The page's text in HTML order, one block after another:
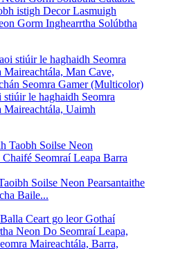
Gorm Inghearrtha Solúbtha
le haghaidh Seomra
Maireachtála, Uaimh
Soilse Neon Pearsantaithe
Baile...